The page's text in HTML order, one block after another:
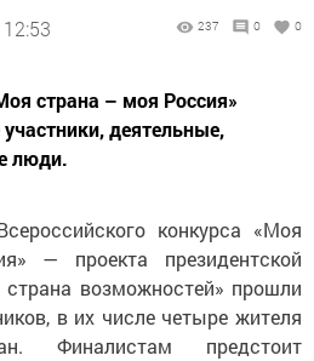
237 0 0
страна – моя Россия»
деятельные,
люди.
конкурса «Моя
— проекта президентской
возможностей» прошли
в их числе четыре жителя
Финалистам предстоит